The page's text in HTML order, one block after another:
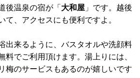
後温泉の宿が「 大和屋 」です。越後
て、アクセスにも便利ですよ。
出来るように、バスタオルや洗顔料
料でご利用頂けます。湯上りには、
梅のサービスもあるのが嬉しいです